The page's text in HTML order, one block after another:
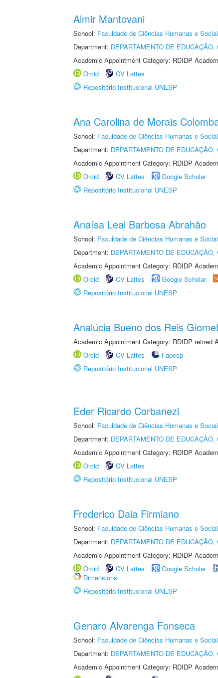
Almir Mantovani
School: Faculdade de Ciências Humanas e
Department: DEPARTAMENTO DE
Academic Appointment Category: RDIDP
Orcid
CV Lattes
Repositório Institucional UNESP
Ana Carolina de Morais
School: Faculdade de Ciências Humanas e
Department: DEPARTAMENTO DE
Academic Appointment Category: RDIDP
Orcid
CV Lattes
Google Scholar
Repositório Institucional UNESP
Anaísa Leal Barbosa Abrahão
School: Faculdade de Ciências Humanas e
Department: DEPARTAMENTO DE
Academic Appointment Category: RDIDP
Orcid
CV Lattes Google Scholar
Repositório Institucional UNESP
Analúcia Bueno dos Reis
Academic Appointment Category: RDIDP retired
Orcid
CV Lattes
Fapesp
Repositório Institucional UNESP
Eder Ricardo Corbanezi
School: Faculdade de Ciências Humanas e
Department: DEPARTAMENTO DE
Academic Appointment Category: RDIDP
Orcid
CV Lattes
Repositório Institucional UNESP
Frederico Daia Firmiano
School: Faculdade de Ciências Humanas e
Department: DEPARTAMENTO DE
Academic Appointment Category: RDIDP
Orcid
CV Lattes Google Scholar
Dimensions
Repositório Institucional UNESP
Genaro Alvarenga Fonseca
School: Faculdade de Ciências Humanas e
Department: DEPARTAMENTO DE
Academic Appointment Category: RDIDP